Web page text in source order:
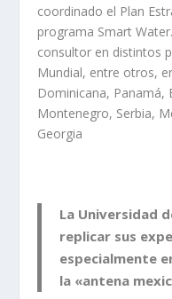
coordinado el Plan
programa Smart
consultor en distintos
Mundial, entre otros,
Dominicana, Panamá,
Montenegro, Serbia,
Georgia
La Universidad
replicar sus
especialmente
la «antena